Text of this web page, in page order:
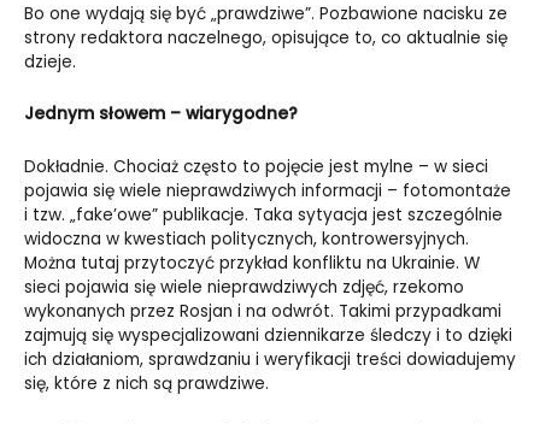
Bo one wydają się być „prawdziwe”. Pozbawione nacisku ze
strony redaktora naczelnego, opisujące to, co aktualnie się
dzieje.
Jednym słowem – wiarygodne?
Dokładnie. Chociaż często to pojęcie jest mylne – w sieci
pojawia się wiele nieprawdziwych informacji – fotomontaże
i tzw. „fake’owe” publikacje. Taka sytyacja jest szczególnie
widoczna w kwestiach politycznych, kontrowersyjnych.
Można tutaj przytoczyć przykład konfliktu na Ukrainie. W
sieci pojawia się wiele nieprawdziwych zdjęć, rzekomo
wykonanych przez Rosjan i na odwrót. Takimi przypadkami
zajmują się wyspecjalizowani dziennikarze śledczy i to dzięki
ich działaniom, sprawdzaniu i weryfikacji treści dowiadujemy
się, które z nich są prawdziwe.